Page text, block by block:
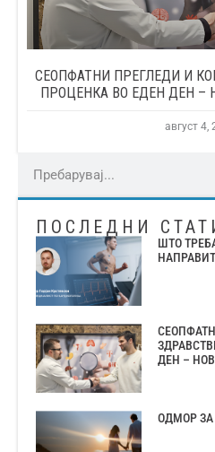
СЕОПФАТНИ ПРЕГЛЕДИ И
ПРОЦЕНКА ВО ЕДЕН ДЕН –
август 4,
ПОСЛЕДНИ
ШТО
ДЕН –
ОДМОР ЗА